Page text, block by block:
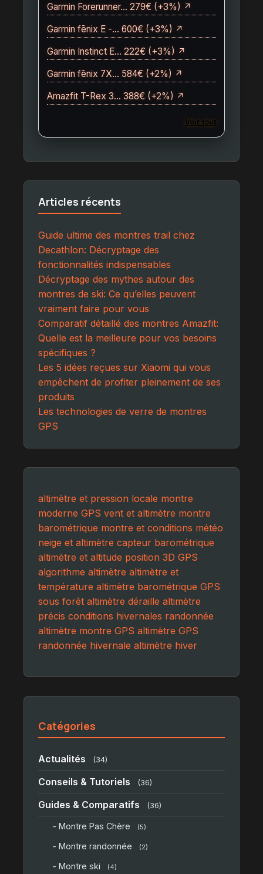
Garmin Forerunner… 279€ (+3%) ↗
Garmin fēnix E -… 600€ (+3%) ↗
Garmin Instinct E… 222€ (+3%) ↗
Garmin fēnix 7X… 584€ (+2%) ↗
Amazfit T-Rex 3… 388€ (+2%) ↗
Voir tout
Articles récents
Guide ultime des montres trail chez
Decathlon: Décryptage des
fonctionnalités indispensables
Décryptage des mythes autour des
montres de ski: Ce qu’elles peuvent
vraiment faire pour vous
Comparatif détaillé des montres Amazfit:
Quelle est la meilleure pour vos besoins
spécifiques ?
Les 5 idées reçues sur Xiaomi qui vous
empêchent de profiter pleinement de ses
produits
Les technologies de verre de montres
GPS
altimètre et pression locale montre
moderne GPS vent et altimètre montre
barométrique montre et conditions météo
neige et altimètre capteur barométrique
altimètre et altitude position 3D GPS
algorithme altimètre altimètre et
température altimètre barométrique GPS
sous forêt altimètre déraille altimètre
précis conditions hivernales randonnée
altimètre montre GPS altimètre GPS
randonnée hivernale altimètre hiver
Catégories
Actualités (34)
Conseils & Tutoriels (36)
Guides & Comparatifs (36)
- Montre Pas Chère (5)
- Montre randonnée (2)
- Montre ski (4)